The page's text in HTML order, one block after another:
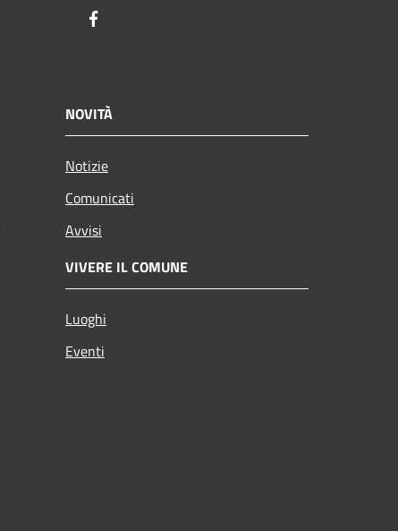
NOVITÀ
Notizie
Comunicati
Avvisi
VIVERE IL COMUNE
Luoghi
Eventi